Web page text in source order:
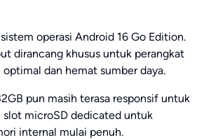
operasi Android 16 Go Edition.
dirancang khusus untuk perangkat
dan hemat sumber daya.
pun masih terasa responsif untuk
slot microSD dedicated untuk
internal mulai penuh.